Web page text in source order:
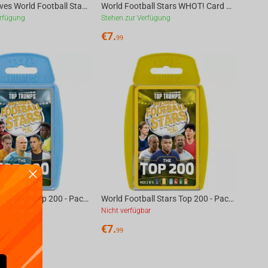
Winning Moves World Football Stars Waddingtons Number 1 Playing Cards World Football Stars WHOT! Card Game Multillingual
Stehen zur Verfügung
€7.99
World Football Stars Top 200 - Pack 3 Top Trumps Card Game English World Football Stars Top 200 - Pack 2 Top Trumps Card Game English
Nicht verfügbar
€7.99